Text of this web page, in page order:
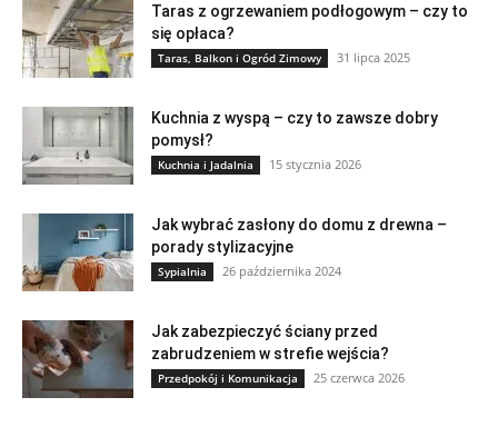
Taras z ogrzewaniem podłogowym – czy to
się opłaca?
Taras, Balkon i Ogród Zimowy 31 lipca 2025
Kuchnia z wyspą – czy to zawsze dobry
pomysł?
Kuchnia i Jadalnia 15 stycznia 2026
Jak wybrać zasłony do domu z drewna –
porady stylizacyjne
Sypialnia 26 października 2024
Jak zabezpieczyć ściany przed
zabrudzeniem w strefie wejścia?
Przedpokój i Komunikacja 25 czerwca 2026